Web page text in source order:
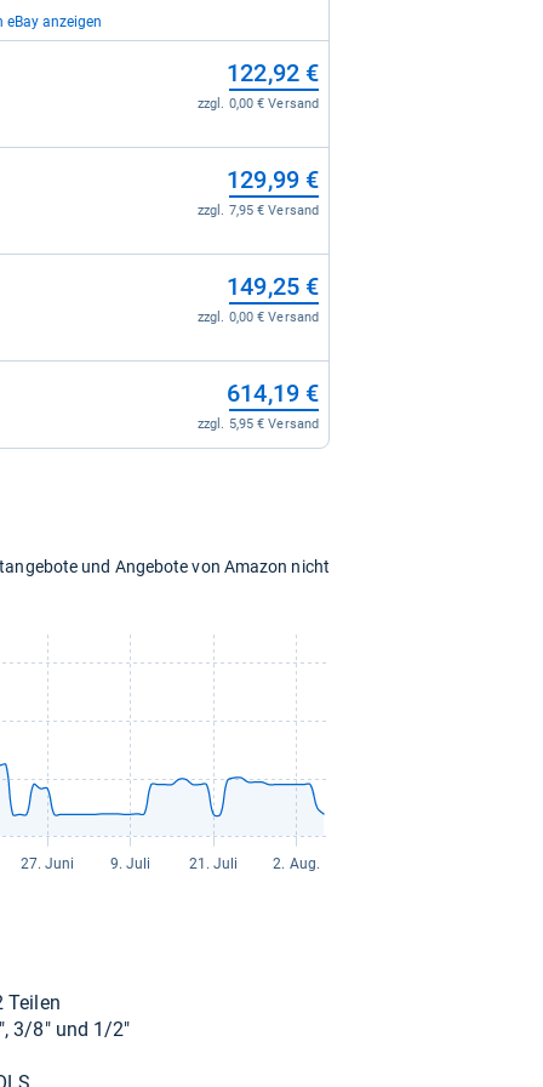
eBay anzeigen
132,00 €
zzgl. 7,99 € Versand
132,29 €
zzgl. 0,00 € Versand
133,03 €
zzgl. 5,29 € Versand
136,00 €
zzgl. 4,90 € Versand
zzgl. 5,90 € Versand
122,92 €
zzgl. 0,00 € Versand
129,99 €
zzgl. 7,95 € Versand
149,25 €
zzgl. 0,00 € Versand
614,19 €
zzgl. 5,95 € Versand
und Angebote von Amazon nicht
Tei­len
3/8" und 1/2"